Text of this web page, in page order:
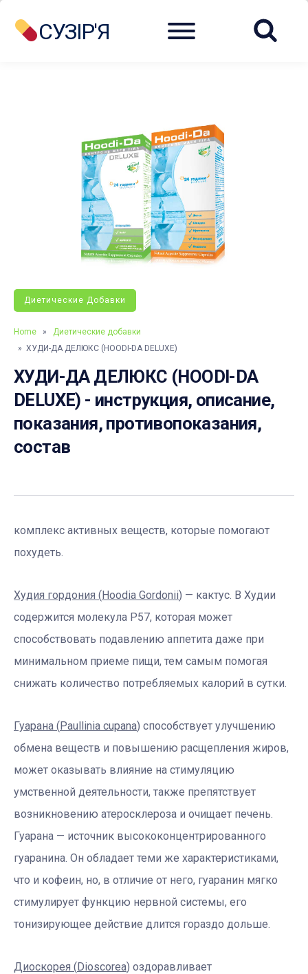
СУЗІР'Я Menu
Диетические Добавки
Home »
Диетические добавки
» ХУДИ-ДА ДЕЛЮКС (HOODI-DA DELUXE)
ХУДИ-ДА ДЕЛЮКС (HOODI-DA
DELUXE) - инструкция, описание,
показания, противопоказания,
состав
комплекс активных веществ, которые помогают
похудеть.
Худия гордония (Hoodia Gordonii) — кактус. В Худии
содержится молекула Р57, которая может
способствовать подавлению аппетита даже при
минимальном приеме пищи, тем самым помогая
снижать количество потребляемых калорий в сутки.
Гуарана (Paullinia cupana) способствует улучшению
обмена веществ и повышению расщепления жиров,
может оказывать влияние на стимуляцию
умственной деятельности, также препятствует
возникновению атеросклероза и очищает печень.
Гуарана — источник высококонцентрированного
гуаранина. Он обладает теми же характеристиками,
что и кофеин, но, в отличие от него, гуаранин мягко
стимулирует функцию нервной системы, его
тонизирующее действие длится гораздо дольше.
Диоскорея (Dioscorea) оздоравливает